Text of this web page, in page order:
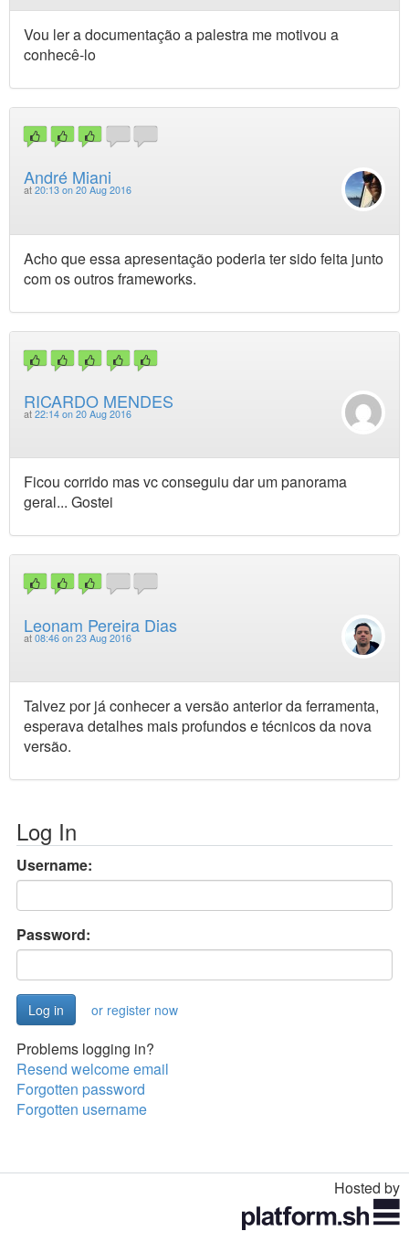
Vou ler a documentação a palestra me motivou a
conhecê-lo
André Miani
at 20:13 on 20 Aug 2016
Acho que essa apresentação poderia ter sido feita junto
com os outros frameworks.
RICARDO MENDES
at 22:14 on 20 Aug 2016
Ficou corrido mas vc conseguiu dar um panorama
geral... Gostei
Leonam Pereira Dias
at 08:46 on 23 Aug 2016
Talvez por já conhecer a versão anterior da ferramenta,
esperava detalhes mais profundos e técnicos da nova
versão.
Log In
Username:
Password:
or register now
Problems logging in?
Resend welcome email
Forgotten password
Forgotten username
Hosted by